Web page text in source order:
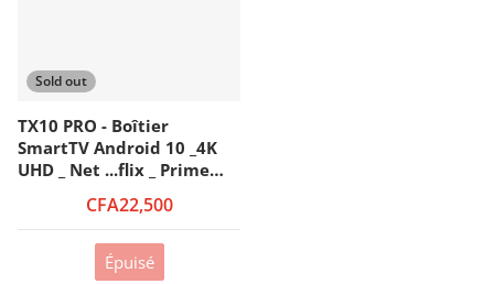
Sold out
TX10 PRO - Boîtier
SmartTV Android 10 _4K
UHD _ Net ...flix _ Prime
Télécommande
CFA22,500
Épuisé